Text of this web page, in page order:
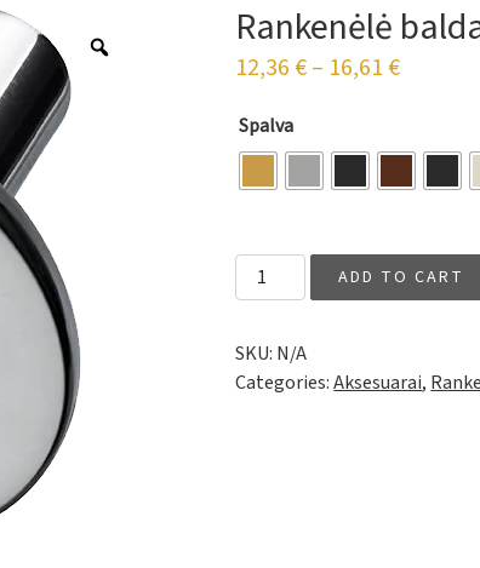
Rankenėlė
12,36€– 16,61€
Spalva
Rankenėlė baldamsADD TO CART
SKU: N/A
Categories:Aksesuarai,